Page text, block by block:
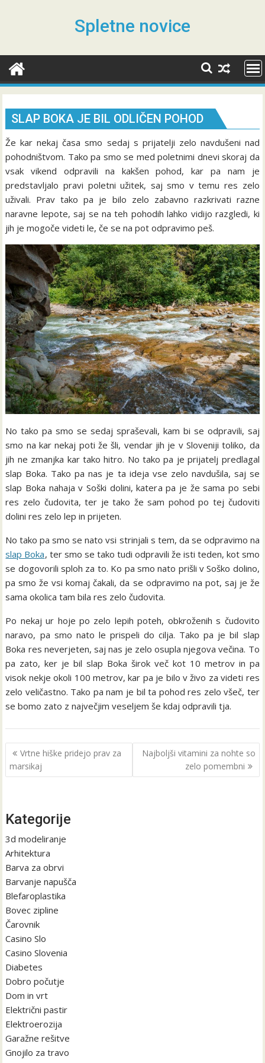
Spletne novice
SLAP BOKA JE BIL ODLIČEN POHOD
Že kar nekaj časa smo sedaj s prijatelji zelo navdušeni nad
pohodništvom. Tako pa smo se med poletnimi dnevi skoraj da
vsak vikend odpravili na kakšen pohod, kar pa nam je
predstavljalo pravi poletni užitek, saj smo v temu res zelo
uživali. Prav tako pa je bilo zelo zabavno razkrivati razne
naravne lepote, saj se na teh pohodih lahko vidijo razgledi, ki
jih je mogoče videti le, če se na pot odpravimo peš.
No tako pa smo se sedaj spraševali, kam bi se odpravili, saj
smo na kar nekaj poti že šli, vendar jih je v Sloveniji toliko, da
jih ne zmanjka kar tako hitro. No tako pa je prijatelj predlagal
slap Boka. Tako pa nas je ta ideja vse zelo navdušila, saj se
slap Boka nahaja v Soški dolini, katera pa je že sama po sebi
res zelo čudovita, ter je tako že sam pohod po tej čudoviti
dolini res zelo lep in prijeten.
No tako pa smo se nato vsi strinjali s tem, da se odpravimo na
slap Boka, ter smo se tako tudi odpravili že isti teden, kot smo
se dogovorili sploh za to. Ko pa smo nato prišli v Soško dolino,
pa smo že vsi komaj čakali, da se odpravimo na pot, saj je že
sama okolica tam bila res zelo čudovita.
Po nekaj ur hoje po zelo lepih poteh, obkroženih s čudovito
naravo, pa smo nato le prispeli do cilja. Tako pa je bil slap
Boka res neverjeten, saj nas je zelo osupla njegova večina. To
pa zato, ker je bil slap Boka širok več kot 10 metrov in pa
visok nekje okoli 100 metrov, kar pa je bilo v živo za videti res
zelo veličastno. Tako pa nam je bil ta pohod res zelo všeč, ter
se bomo zato z največjim veseljem še kdaj odpravili tja.
Navigacija
prispevka
Vrtne hiške pridejo prav za
marsikaj
Najboljši vitamini za nohte so
zelo pomembni
Kategorije
3d modeliranje
Arhitektura
Barva za obrvi
Barvanje napušča
Blefaroplastika
Bovec zipline
Čarovnik
Casino Slo
Casino Slovenia
Diabetes
Dobro počutje
Dom in vrt
Električni pastir
Elektroerozija
Garažne rešitve
Gnojilo za travo